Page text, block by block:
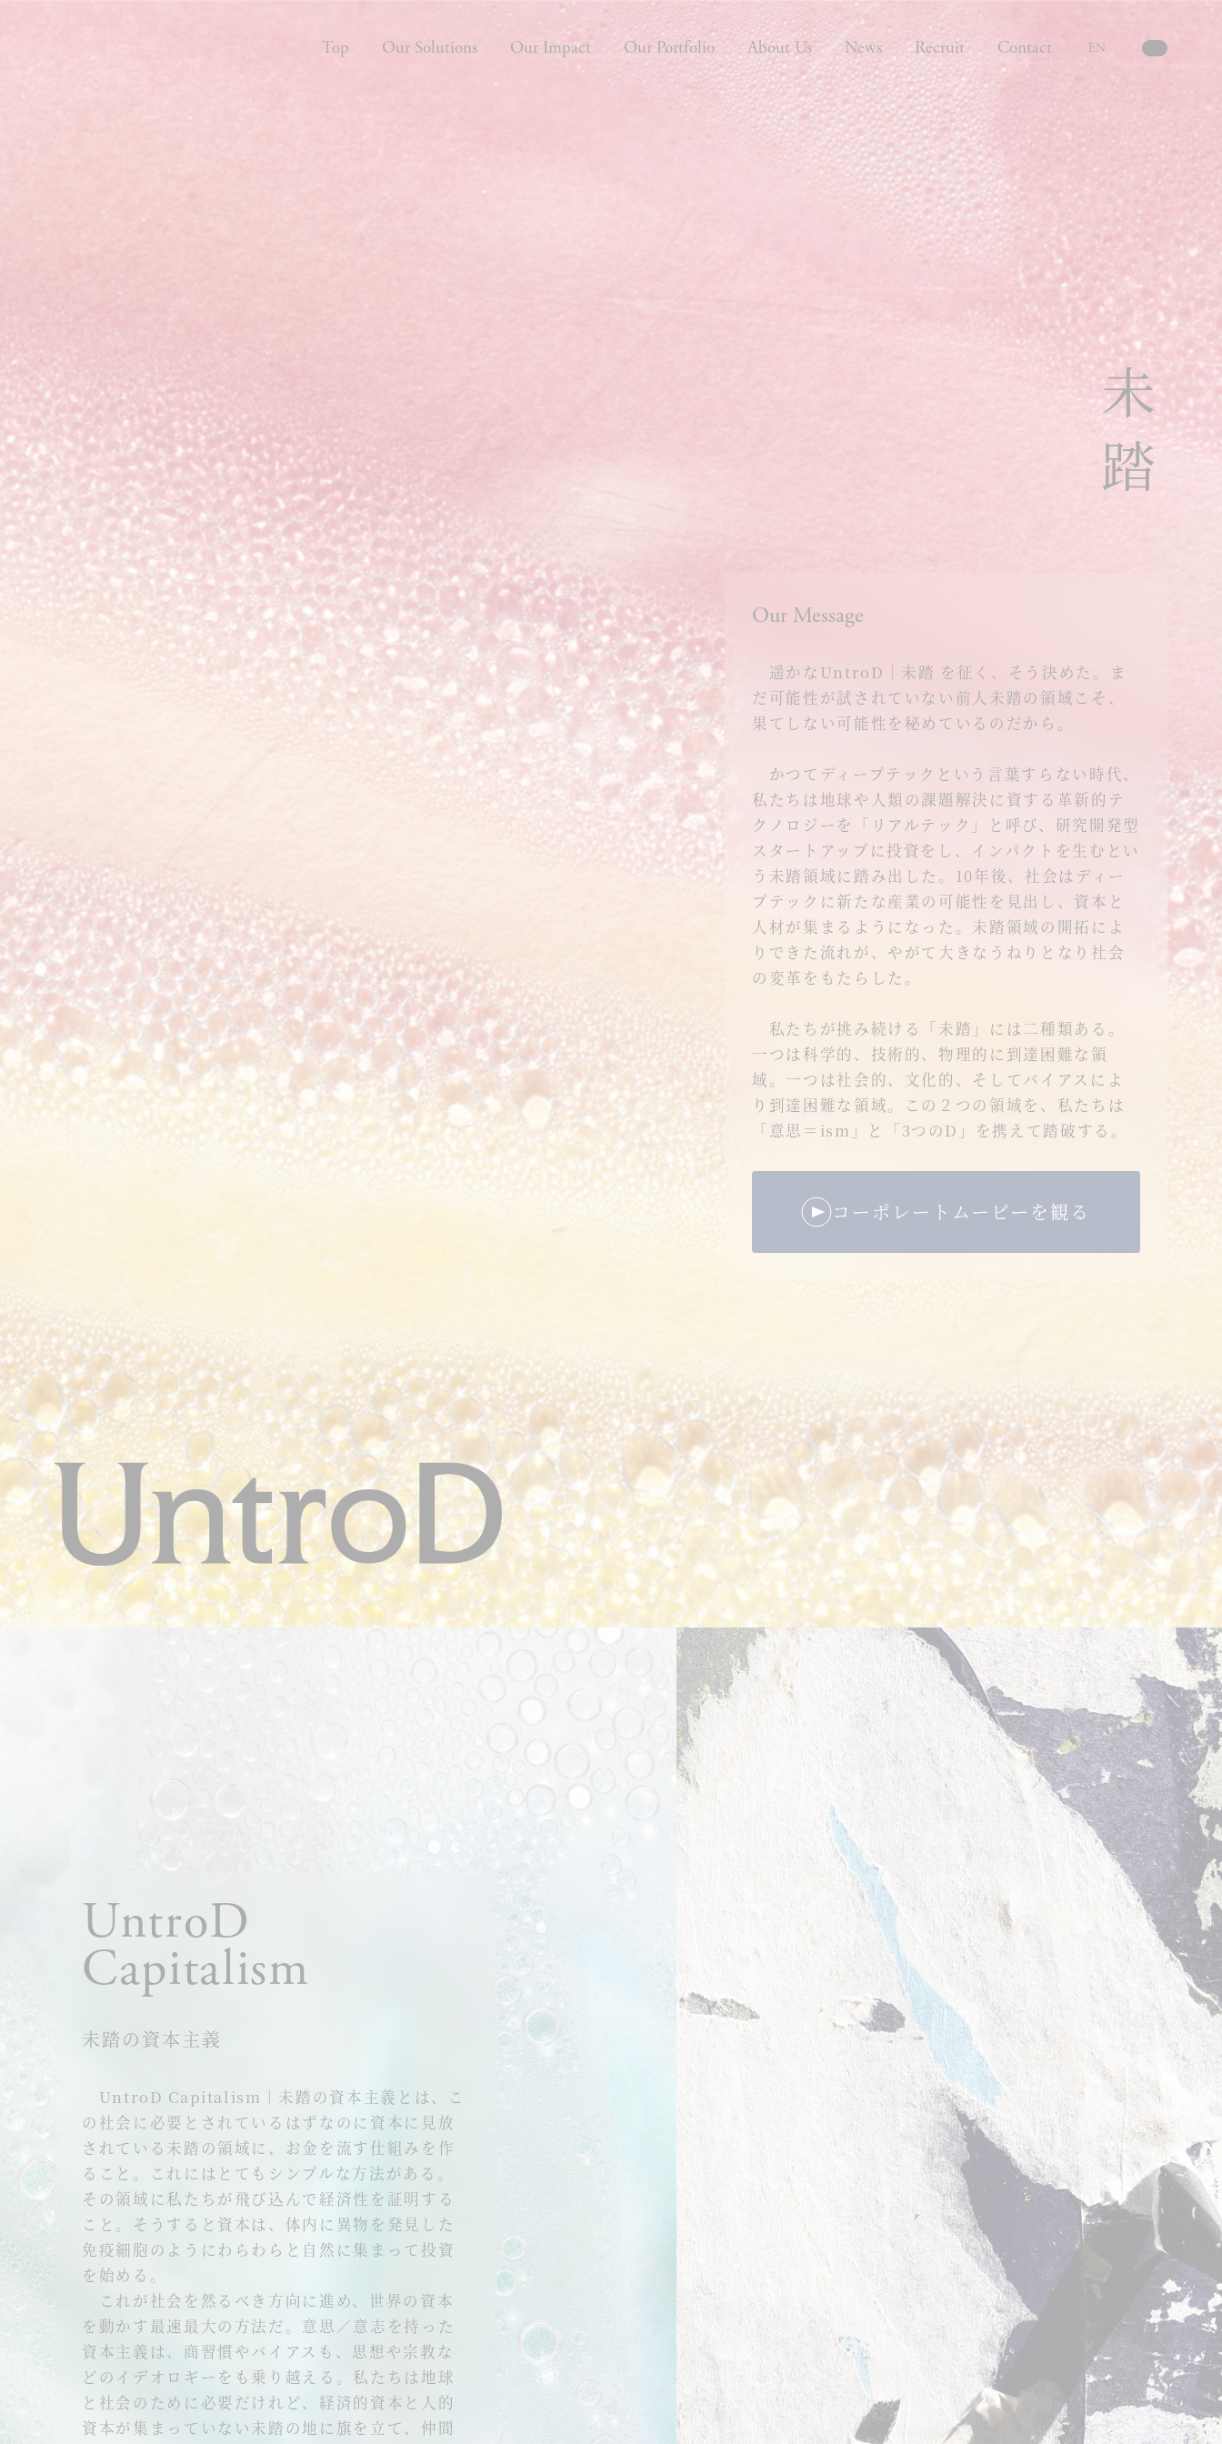
Top Our Solutions Our Impact Our Portfolio About Us News Recruit Contact EN
Our Message
遥かなUntroD｜未踏 を征く、そう決めた。ま
だ可能性が試されていない前人未踏の領域こそ、
果てしない可能性を秘めているのだから。
かつてディープテックという言葉すらない時代、
私たちは地球や人類の課題解決に資する革新的テ
クノロジーを「リアルテック」と呼び、研究開発型
スタートアップに投資をし、インパクトを生むとい
う未踏領域に踏み出した。10年後、社会はディー
プテックに新たな産業の可能性を見出し、資本と
人材が集まるようになった。未踏領域の開拓によ
りできた流れが、やがて大きなうねりとなり社会
の変革をもたらした。
私たちが挑み続ける「未踏」には二種類ある。
一つは科学的、技術的、物理的に到達困難な領
域。一つは社会的、文化的、そしてバイアスによ
り到達困難な領域。この２つの領域を、私たちは
「意思＝ism」と「3つのD」を携えて踏破する。
コーポレートムービーを観る
UntroD
Capitalism
未踏の資本主義
UntroD Capitalism｜未踏の資本主義とは、こ
の社会に必要とされているはずなのに資本に見放
されている未踏の領域に、お金を流す仕組みを作
ること。これにはとてもシンプルな方法がある。
その領域に私たちが飛び込んで経済性を証明する
こと。そうすると資本は、体内に異物を発見した
免疫細胞のようにわらわらと自然に集まって投資
を始める。
これが社会を然るべき方向に進め、世界の資本
を動かす最速最大の方法だ。意思／意志を持った
資本主義は、商習慣やバイアスも、思想や宗教な
どのイデオロギーをも乗り越える。私たちは地球
と社会のために必要だけれど、経済的資本と人的
資本が集まっていない未踏の地に旗を立て、仲間